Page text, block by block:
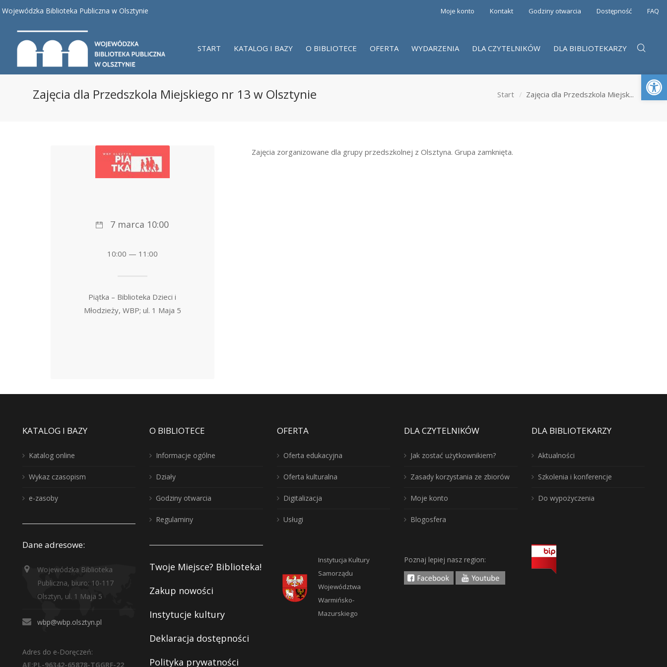
Wojewódzka Biblioteka Publiczna w Olsztynie Moje konto Kontakt Godziny otwarcia Dostępność FAQ
START KATALOG I BAZY O BIBLIOTECE OFERTA WYDARZENIA DLA CZYTELNIKÓW DLA BIBLIOTEKARZY
Zajęcia dla Przedszkola Miejskiego nr 13 w Olsztynie Start Zajęcia dla Przedszkola Miejsk...
Zajęcia zorganizowane dla grupy przedszkolnej z Olsztyna. Grupa zamknięta.
7 marca 10:00
10:00 — 11:00
Piątka – Biblioteka Dzieci i
Młodzieży, WBP; ul. 1 Maja 5
KATALOG I BAZY
Katalog online
Wykaz czasopism
e-zasoby
Dane adresowe:
Wojewódzka Biblioteka
Publiczna, biuro: 10-117
Olsztyn, ul. 1 Maja 5
wbp@wbp.olsztyn.pl
Adres do e-Doręczeń:
AE:PL-96342-65878-TGGRF-22
O BIBLIOTECE
Informacje ogólne
Działy
Godziny otwarcia
Regulaminy
Twoje Miejsce? Biblioteka!
Zakup nowości
Instytucje kultury
Deklaracja dostępności
Polityka prywatności
OFERTA
Oferta edukacyjna
Oferta kulturalna
Digitalizacja
Usługi
Instytucja Kultury
Samorządu
Województwa
Warmińsko-
Mazurskiego
DLA CZYTELNIKÓW
Jak zostać użytkownikiem?
Zasady korzystania ze zbiorów
Moje konto
Blogosfera
Poznaj lepiej nasz region:
DLA BIBLIOTEKARZY
Aktualności
Szkolenia i konferencje
Do wypożyczenia